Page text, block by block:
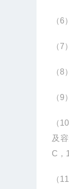
（6
（7
（8
（9
（
及
C，
（